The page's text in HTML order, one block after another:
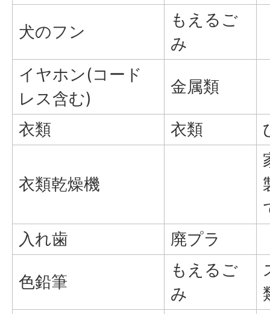
犬のフン
もえるご
み
イヤホン(コード
レス含む)
金属類
衣類 衣類
衣類乾燥機
入れ歯
廃プラ
色鉛筆
もえるご
み